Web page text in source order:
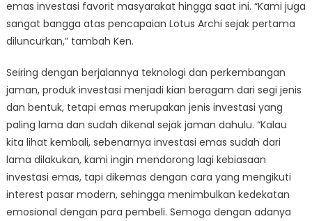
emas investasi favorit masyarakat hingga saat ini. “Kami juga
sangat bangga atas pencapaian Lotus Archi sejak pertama
diluncurkan,” tambah Ken.
Seiring dengan berjalannya teknologi dan perkembangan
jaman, produk investasi menjadi kian beragam dari segi jenis
dan bentuk, tetapi emas merupakan jenis investasi yang
paling lama dan sudah dikenal sejak jaman dahulu. “Kalau
kita lihat kembali, sebenarnya investasi emas sudah dari
lama dilakukan, kami ingin mendorong lagi kebiasaan
investasi emas, tapi dikemas dengan cara yang mengikuti
interest pasar modern, sehingga menimbulkan kedekatan
emosional dengan para pembeli. Semoga dengan adanya